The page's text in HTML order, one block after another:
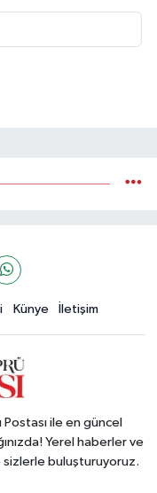
Künye İletişim
ile en güncel
Yerel haberler ve
sizlerle buluşturuyoruz.